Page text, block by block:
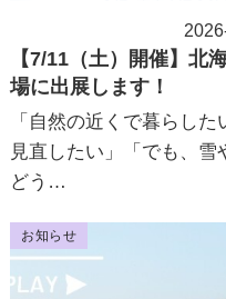
【7/11（土）開催】北
場に出展します！
「自然の近くで暮らし
見直したい」「でも、
どう…
投稿
お知らせ